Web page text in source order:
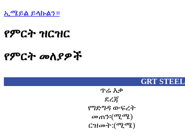
ኢሜይል ይላኩልን።
የምርት ዝርዝር
የምርት መለያዎች
GRT
ጥሬ እቃ
ደረጃ
የግድግዳ ውፍረት
መጠን፡(ሚሜ)
ርዝመት:(ሚሜ)